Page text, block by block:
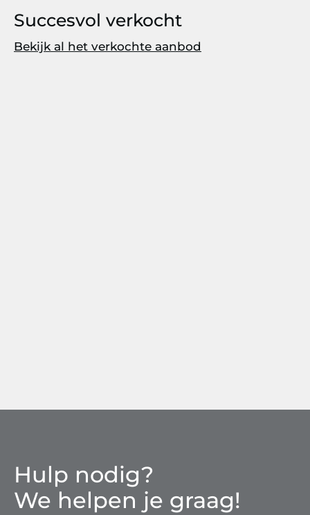
Succesvol verkocht
Bekijk al het verkochte aanbod
Hulp nodig?
We helpen je graag!